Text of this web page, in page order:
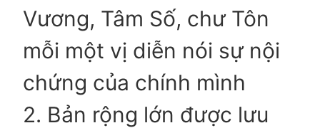
Vương, Tâm Số, chư Tôn
mỗi một vị diễn nói sự nội
chứng của chính mình
2. Bản rộng lớn được lưu